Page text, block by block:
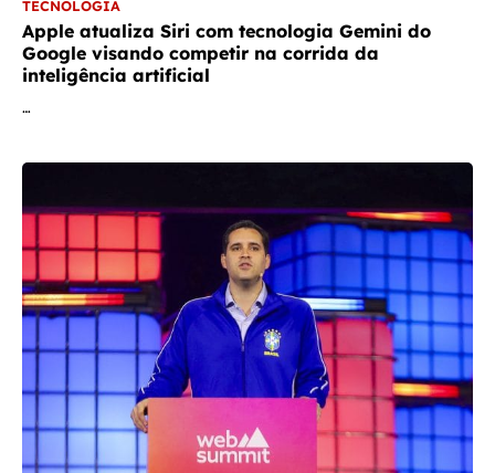
TECNOLOGIA
Apple atualiza Siri com tecnologia Gemini do
Google visando competir na corrida da
inteligência artificial
…